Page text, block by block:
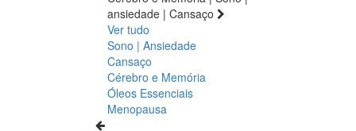
ansiedade | Cansaço
Ver tudo
Sono | Ansiedade
Cansaço
Cérebro e Memória
Óleos Essenciais
Menopausa